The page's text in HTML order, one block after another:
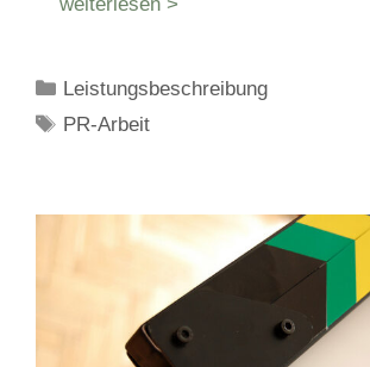
weiterlesen >
Kategorien
Leistungsbeschreibung
Schlagwörter
PR-Arbeit